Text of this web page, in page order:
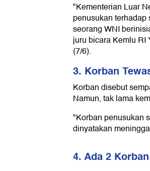
"Kementerian Luar
penusukan
seorang WNI
juru bicara Kemlu RI
(7/6).
3. Korban
Korban disebut
Namun, tak lama
"Korban penusukan
dinyatakan
4. Ada 2